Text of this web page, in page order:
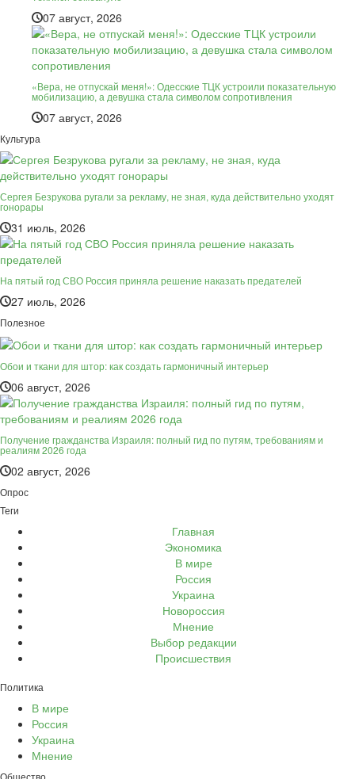
07 август, 2026
«Вера, не отпускай меня!»: Одесские ТЦК устроили показательную
мобилизацию, а девушка стала символом сопротивления
07 август, 2026
Культура
Сергея Безрукова ругали за рекламу, не зная, куда действительно уходят
гонорары
31 июль, 2026
На пятый год СВО Россия приняла решение наказать предателей
27 июль, 2026
Полезное
Обои и ткани для штор: как создать гармоничный интерьер
06 август, 2026
Получение гражданства Израиля: полный гид по путям, требованиям и
реалиям 2026 года
02 август, 2026
Опрос
Теги
Главная
Экономика
В мире
Россия
Украина
Новороссия
Мнение
Выбор редакции
Происшествия
Политика
В мире
Россия
Украина
Мнение